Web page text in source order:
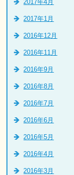
2017年4月
2017年1月
2016年12月
2016年11月
2016年9月
2016年8月
2016年7月
2016年6月
2016年5月
2016年4月
2016年3月